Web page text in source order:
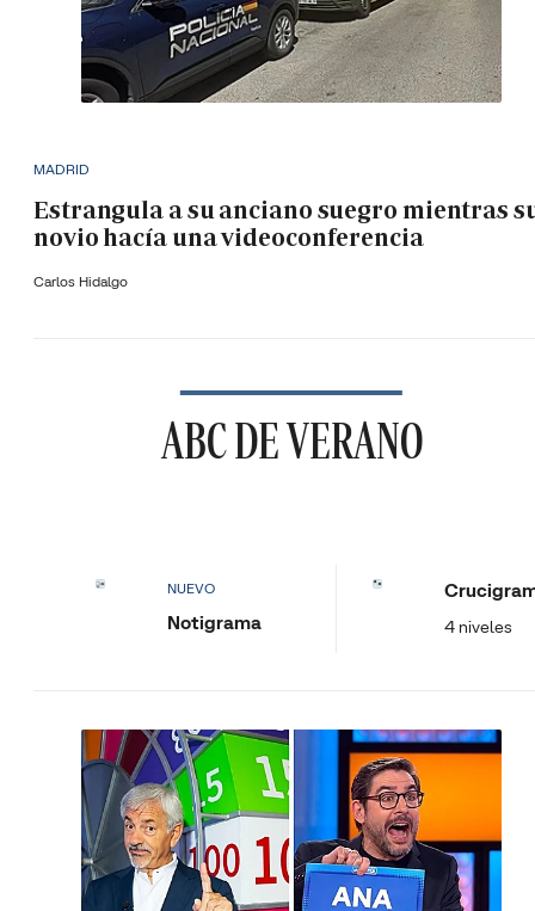
MADRID
Estrangula a su anciano suegro mientras
novio hacía una videoconferencia
Carlos Hidalgo
ABC DE VERANO
NUEVO
Notigrama 4 niveles